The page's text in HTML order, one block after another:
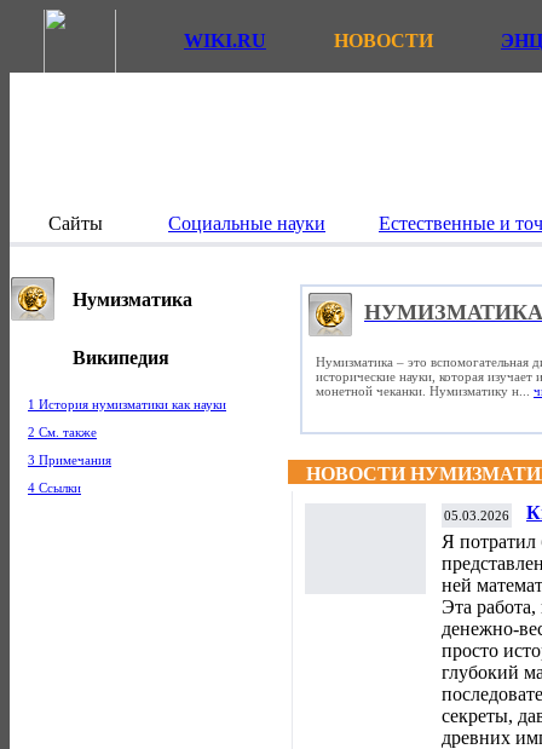
WIKI.RU НОВОСТИ
Сайты Социальные науки Естественные и
Нумизматика
Википедия
1 История нумизматики как науки
2 См. также
3 Примечания
4 Ссылки
НУМИЗМАТИКА
Нумизматика – это вспомогательная
исторические науки, которая
монетной чеканки. Нумизматику н...
НОВОСТИ
05.03.2026
Я потратил
ней
Эта
денежно-
просто
глубокий
секреты,
древних